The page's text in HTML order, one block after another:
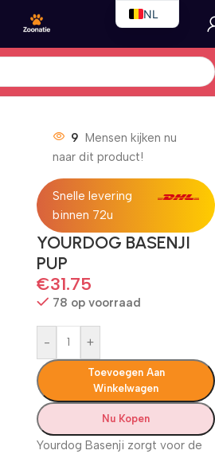
9 Mensen kijken nu
naar dit product!
Snelle levering
binnen 72u
YOURDOG BASENJI
PUP
€31.75
78 op voorraad
- +
Toevoegen Aan
Winkelwagen
Nu Kopen
Yourdog Basenji zorgt voor de
NL